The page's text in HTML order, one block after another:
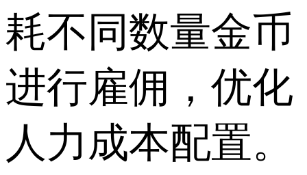
耗不同数量金币
进行雇佣，优化
人力成本配置。